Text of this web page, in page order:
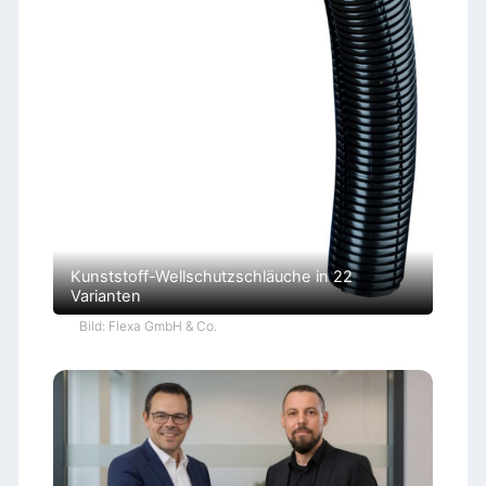
Kunststoff-Wellschutzschläuche in 22
Varianten
Bild: Flexa GmbH & Co.